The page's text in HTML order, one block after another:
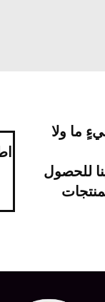
ما ولا
للحصول